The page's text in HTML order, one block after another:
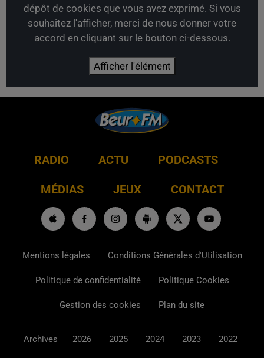
dépôt de cookies que vous avez exprimé. Si vous
souhaitez l'afficher, merci de nous donner votre
accord en cliquant sur le bouton ci-dessous.
Afficher l'élément
RADIO ACTU PODCASTS
MÉDIAS JEUX CONTACT
Mentions légales Conditions Générales d'Utilisation
Politique de confidentialité Politique Cookies
Gestion des cookies Plan du site
Archives 2026 2025 2024 2023 2022